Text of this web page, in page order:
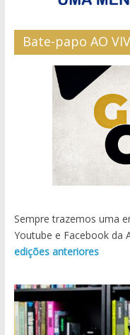
Bate-papo AO
Sempre trazemos uma
Youtube e Facebook da
edições anteriores